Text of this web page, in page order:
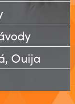
Ouija